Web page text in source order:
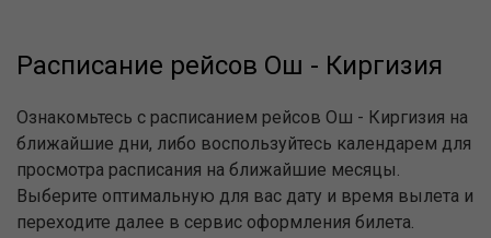
Расписание рейсов Ош - Киргизия
Ознакомьтесь с расписанием рейсов Ош - Киргизия на
ближайшие дни, либо воспользуйтесь календарем для
просмотра расписания на ближайшие месяцы.
Выберите оптимальную для вас дату и время вылета и
переходите далее в сервис оформления билета.